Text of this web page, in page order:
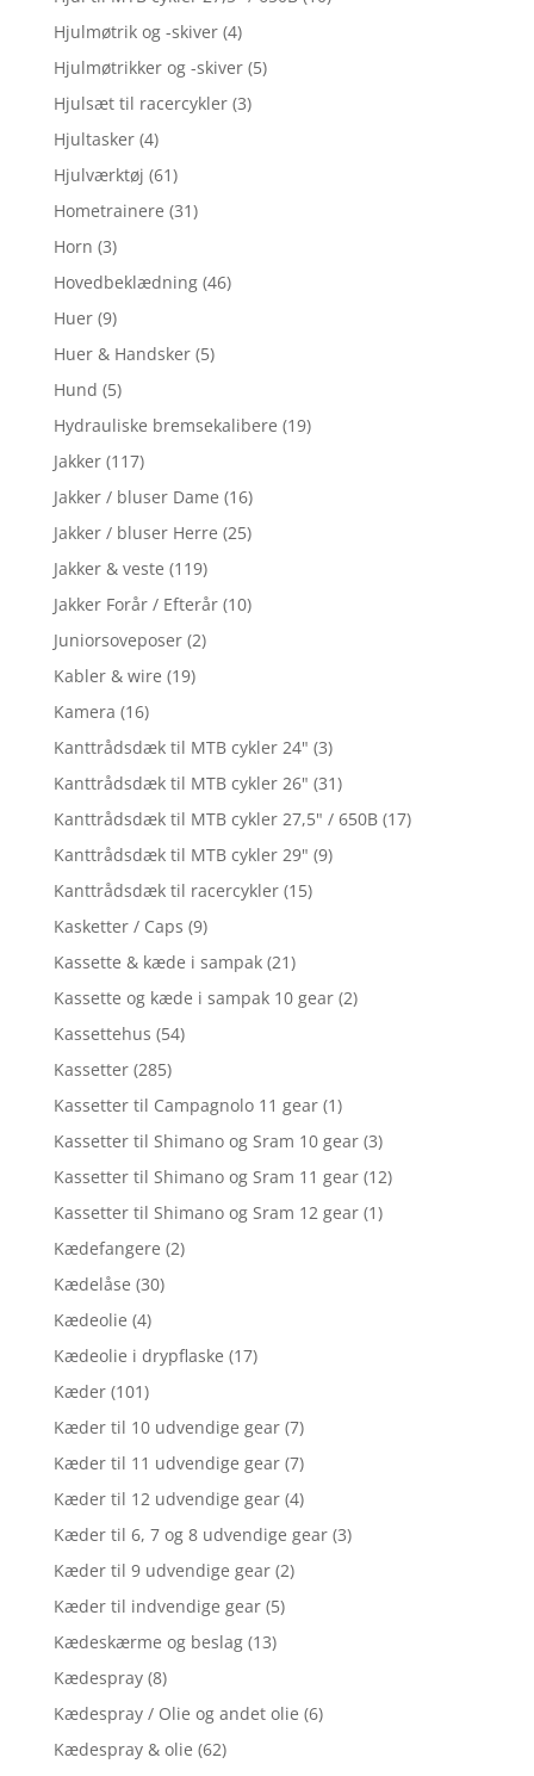
Hjulmøtrik og -skiver (4)
Hjulmøtrikker og -skiver (5)
Hjulsæt til racercykler (3)
Hjultasker (4)
Hjulværktøj (61)
Hometrainere (31)
Horn (3)
Hovedbeklædning (46)
Huer (9)
Huer & Handsker (5)
Hund (5)
Hydrauliske bremsekalibere (19)
Jakker (117)
Jakker / bluser Dame (16)
Jakker / bluser Herre (25)
Jakker & veste (119)
Jakker Forår / Efterår (10)
Juniorsoveposer (2)
Kabler & wire (19)
Kamera (16)
Kanttrådsdæk til MTB cykler 24" (3)
Kanttrådsdæk til MTB cykler 26" (31)
Kanttrådsdæk til MTB cykler 27,5" / 650B (17)
Kanttrådsdæk til MTB cykler 29" (9)
Kanttrådsdæk til racercykler (15)
Kasketter / Caps (9)
Kassette & kæde i sampak (21)
Kassette og kæde i sampak 10 gear (2)
Kassettehus (54)
Kassetter (285)
Kassetter til Campagnolo 11 gear (1)
Kassetter til Shimano og Sram 10 gear (3)
Kassetter til Shimano og Sram 11 gear (12)
Kassetter til Shimano og Sram 12 gear (1)
Kædefangere (2)
Kædelåse (30)
Kædeolie (4)
Kædeolie i drypflaske (17)
Kæder (101)
Kæder til 10 udvendige gear (7)
Kæder til 11 udvendige gear (7)
Kæder til 12 udvendige gear (4)
Kæder til 6, 7 og 8 udvendige gear (3)
Kæder til 9 udvendige gear (2)
Kæder til indvendige gear (5)
Kædeskærme og beslag (13)
Kædespray (8)
Kædespray / Olie og andet olie (6)
Kædespray & olie (62)